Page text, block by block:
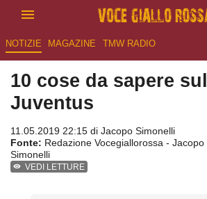
NOTIZIE MAGAZINE TMW RADIO
10 cose da sapere
Juventus
11.05.2019 22:15 di Jacopo Simonelli
Fonte: Redazione Vocegiallorossa - Jacopo
Simonelli
VEDI LETTURE